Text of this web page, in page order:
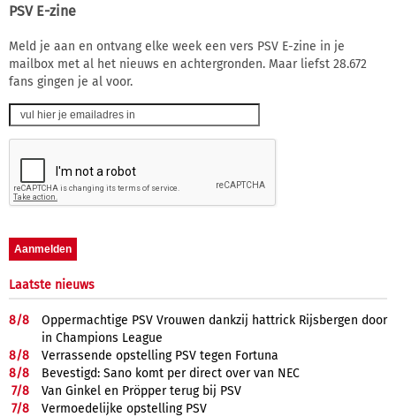
PSV E-zine
Meld je aan en ontvang elke week een vers PSV E-zine in je
mailbox met al het nieuws en achtergronden. Maar liefst 28.672
fans gingen je al voor.
Laatste nieuws
8/8
Oppermachtige PSV Vrouwen dankzij hattrick Rijsbergen door
in Champions League
8/8
Verrassende opstelling PSV tegen Fortuna
8/8
Bevestigd: Sano komt per direct over van NEC
7/8
Van Ginkel en Pröpper terug bij PSV
7/8
Vermoedelijke opstelling PSV